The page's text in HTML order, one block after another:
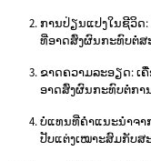
ການປ່ຽນແປງໃນຊີວິດ
ທີ່ອາດສົ່ງຜົນກະທົບຕໍ່ສ
ຂາດຄວາມລະອຽດ: ເ
ອາດສົ່ງຜົນກະທົບຕໍ່ກາ
ບໍ່ແທນທີ່ຄຳແນະນຳຈາ
ປັບແຕ່ງເໝາະສົມກັບສ